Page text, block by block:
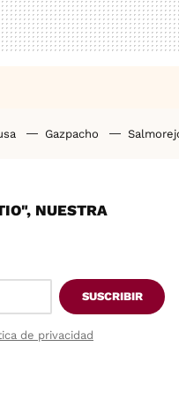
Gazpacho
NUESTRA
SUSCRIBIR
de privacidad